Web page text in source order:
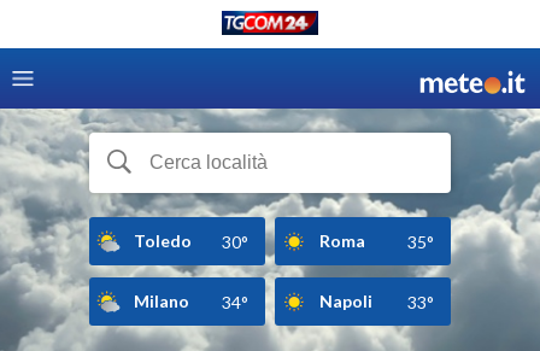
Toledo 30° Roma 35°
Milano 34° Napoli 33°